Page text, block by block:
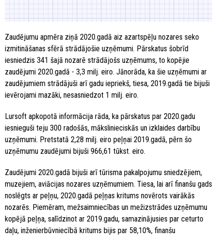
Zaudējumu apmēra ziņā 2020.gadā aiz azartspēļu nozares seko
izmitināšanas sfērā strādājošie uzņēmumi. Pārskatus šobrīd
iesniedzis 341 šajā nozarē strādājošs uzņēmums, to kopējie
zaudējumi 2020.gadā - 3,3 milj. eiro. Jānorāda, ka šie uzņēmumi ar
zaudējumiem strādājuši arī gadu iepriekš, tiesa, 2019.gadā tie bijuši
ievērojami mazāki, nesasniedzot 1 milj. eiro.
Lursoft apkopotā informācija rāda, ka pārskatus par 2020.gadu
iesnieguši teju 300 radošās, mākslinieciskās un izklaides darbību
uzņēmumi. Pretstatā 2,28 milj. eiro peļņai 2019.gadā, pērn šo
uzņēmumu zaudējumi bijuši 966,61 tūkst. eiro.
Zaudējumi 2020.gadā bijuši arī tūrisma pakalpojumu sniedzējiem,
muzejiem, aviācijas nozares uzņēmumiem. Tiesa, lai arī finanšu gads
noslēgts ar peļņu, 2020.gadā peļņas kritums novērots vairākās
nozarēs. Piemēram, mežsaimniecības un mežizstrādes uzņēmumu
kopējā peļņa, salīdzinot ar 2019.gadu, samazinājusies par ceturto
daļu, inženierbūvniecībā kritums bijis par 58,10%, finanšu